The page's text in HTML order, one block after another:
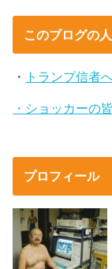
このブログの
・ トランプ信者
・ショッカーの
プロフィール